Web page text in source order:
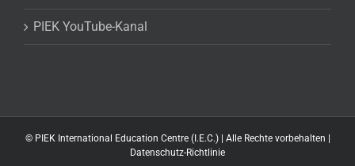
PIEK YouTube-Kanal
©PIEK International Education Centre (I.E.C.) | Alle Rechte vorbehalten |
Datenschutz-Richtlinie